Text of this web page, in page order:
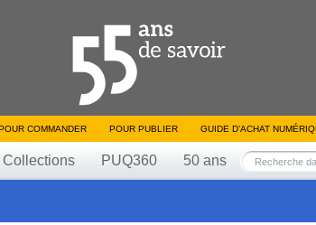
COMMANDER POUR PUBLIER GUIDE D’ACHAT
Collections PUQ360 50 ans